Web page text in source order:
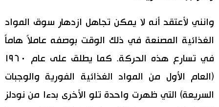
وانني لأعتقد أنه لا يمكن تجاهل ازدهار سوق المواد
الغذائية المصنعة في ذلك الوقت بوصفه عاملاً هاماً
في تسارع هذه الحركة. كما يطلق على عام ١٩٦٠
(العام الأول من المواد الغذائية الفورية والوجبات
السريعة) التي ظهرت واحدة تلو الأخرى بدءا من نودلز